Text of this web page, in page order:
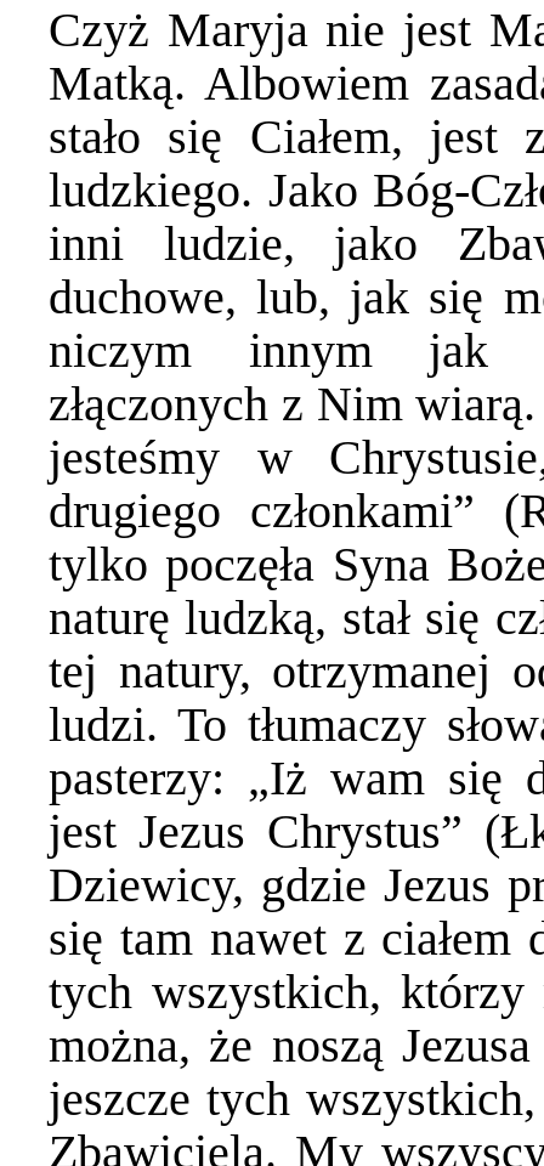
Czyż Maryja nie jest
Matką. Albowiem
stało się Ciałem, jest
ludzkiego. Jako Bóg-
inni ludzie, jako
duchowe, lub, jak się
niczym innym jak
złączonych z Nim
jesteśmy w
drugiego członkami”
tylko poczęła Syna
naturę ludzką, stał się
tej natury, otrzymanej
ludzi. To tłumaczy
pasterzy: „Iż wam się
jest Jezus Chrystus”
Dziewicy, gdzie Jezus
się tam nawet z ciałem
tych wszystkich,
można, że noszą
jeszcze tych
Zbawiciela. My